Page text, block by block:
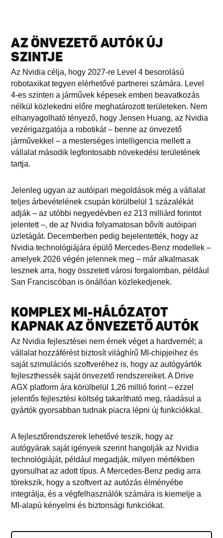
AZ ÖNVEZETŐ AUTÓK ÚJ
SZINTJE
Az Nvidia célja, hogy 2027-re Level 4 besorolású
robotaxikat tegyen elérhetővé partnerei számára. Level
4-es szinten a járművek képesek emberi beavatkozás
nélkül közlekedni előre meghatározott területeken. Nem
elhanyagolható tényező, hogy Jensen Huang, az Nvidia
vezérigazgatója a robotikát – benne az önvezető
járművekkel – a mesterséges intelligencia mellett a
vállalat második legfontosabb növekedési területének
tartja.
Jelenleg ugyan az autóipari megoldások még a vállalat
teljes árbevételének csupán körülbelül 1 százalékát
adják – az utóbbi negyedévben ez 213 milliárd forintot
jelentett –, de az Nvidia folyamatosan bővíti autóipari
üzletágát. Decemberben pedig bejelentették, hogy az
Nvidia technológiájára épülő Mercedes-Benz modellek –
amelyek 2026 végén jelennek meg – már alkalmasak
lesznek arra, hogy összetett városi forgalomban, például
San Franciscóban is önállóan közlekedjenek.
KOMPLEX MI-HÁLÓZATOT
KAPNAK AZ ÖNVEZETŐ AUTÓK
Az Nvidia fejlesztései nem érnek véget a hardvernél; a
vállalat hozzáférést biztosít világhírű MI-chipjeihez és
saját szimulációs szoftveréhez is, hogy az autógyártók
fejleszthessék saját önvezető rendszereiket. A Drive
AGX platform ára körülbelül 1,26 millió forint – ezzel
jelentős fejlesztési költség takarítható meg, ráadásul a
gyártók gyorsabban tudnak piacra lépni új funkciókkal.
A fejlesztőrendszerek lehetővé teszik, hogy az
autógyárak saját igényeik szerint hangolják az Nvidia
technológiáját, például megadják, milyen mértékben
gyorsulhat az adott típus. A Mercedes-Benz pedig arra
törekszik, hogy a szoftvert az autózás élményébe
integrálja, és a végfelhasználók számára is kiemelje a
MI-alapú kényelmi és biztonsági funkciókat.